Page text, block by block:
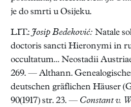
je do smrti u Osijeku.
LIT.: Josip Bedeković: Natale
doctoris sancti Hieronymi in
occultatum… Neostadii Austriae
269. — Althann.
deutschen gräflichen Häuser
90(1917) str. 23. — Constant v.